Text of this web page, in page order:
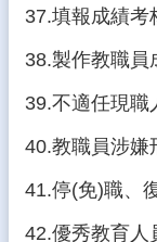
37.填報成績考
38.製作教職員
39.不適任現職
40.教職員涉嫌
41.停(免)職、
42.優秀教育人